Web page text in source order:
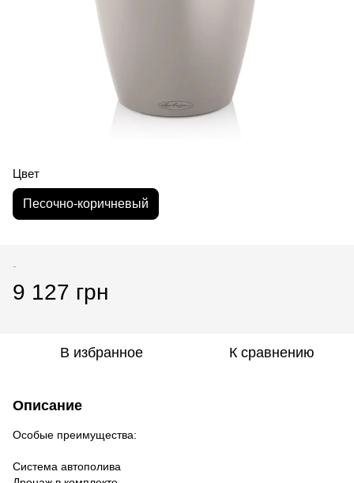
Цвет
Песочно-коричневый
-
9 127 грн
В избранное К сравнению
Описание
Особые преимущества:
Система автополива